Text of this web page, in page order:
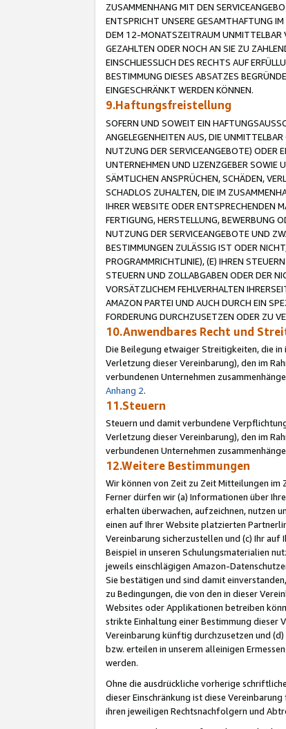
ZUSAMMENHANG MIT DEN
ENTSPRICHT UNSERE GESAMTHAFTUNG
DEM 12-MONATSZEITRAUM UNMITTELBAR
GEZAHLTEN ODER NOCH AN SIE ZU
EINSCHLIESSLICH DES RECHTS AUF
BESTIMMUNG DIESES ABSATZES
EINGESCHRÄNKT WERDEN KÖNNEN.
9.Haftungsfreistellung
SOFERN UND SOWEIT EIN
ANGELEGENHEITEN AUS, DIE
NUTZUNG DER SERVICEANGEBOTE) ODER
UNTERNEHMEN UND LIZENZGEBER SOWIE
SÄMTLICHEN ANSPRÜCHEN, SCHÄDEN,
SCHADLOS ZUHALTEN, DIE IM
IHRER WEBSITE ODER ENTSPRECHENDEN
FERTIGUNG, HERSTELLUNG, BEWERBUNG
NUTZUNG DER SERVICEANGEBOTE UND
BESTIMMUNGEN ZULÄSSIG IST ODER
PROGRAMMRICHTLINIE), (E) IHREN
STEUERN UND ZOLLABGABEN ODER DER
VORSÄTZLICHEM FEHLVERHALTEN
AMAZON PARTEI UND AUCH DURCH EIN
FORDERUNG DURCHZUSETZEN ODER ZU
10.Anwendbares Recht und
Die Beilegung etwaiger Streitigkeiten, die
Verletzung dieser Vereinbarung), den im
verbundenen Unternehmen
Anhang 2.
11.Steuern
Steuern und damit verbundene
Verletzung dieser Vereinbarung), den im
verbundenen Unternehmen
12.Weitere Bestimmungen
Wir können von Zeit zu Zeit Mitteilungen im
Ferner dürfen wir (a) Informationen über
erhalten überwachen, aufzeichnen, nutzen
einen auf Ihrer Website platzierten
Vereinbarung sicherzustellen und (c) Ihr
Beispiel in unseren Schulungsmaterialien
jeweils einschlägigen Amazon-
Sie bestätigen und sind damit
zu Bedingungen, die von den in dieser
Websites oder Applikationen betreiben
strikte Einhaltung einer Bestimmung dieser
Vereinbarung künftig durchzusetzen und
bzw. erteilen in unserem alleinigen
werden.
Ohne die ausdrückliche vorherige
dieser Einschränkung ist diese
ihren jeweiligen Rechtsnachfolgern und